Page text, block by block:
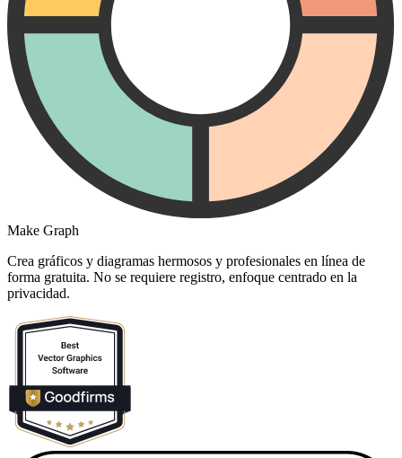
Make Graph
Crea gráficos y diagramas hermosos y profesionales en línea de
forma gratuita. No se requiere registro, enfoque centrado en la
privacidad.